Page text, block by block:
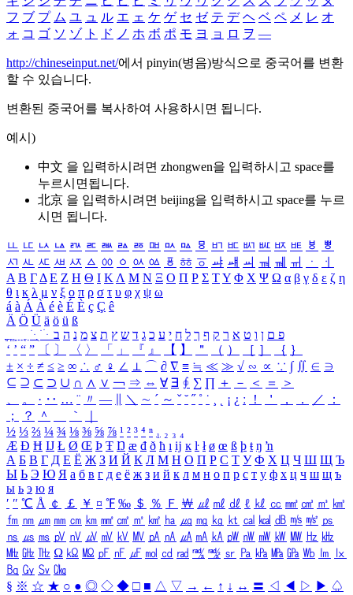
フ ブ プ ム ユ ュ ル エ ェ ケ ゲ セ ゼ テ デ ヘ ベ ペ メ レ オ
ォ コ ゴ ソ ゾ ト ド ノ ホ ボ ポ モ ヨ ョ ロ ヲ ―
http://chineseinput.net/에서 pinyin(병음)방식으로 중국어를 변환
할 수 있습니다.
변환된 중국어를 복사하여 사용하시면 됩니다.
예시)
中文 을 입력하시려면 zhongwen을 입력하시고 space를
누르시면됩니다.
北京 을 입력하시려면 beijing을 입력하시고 space를 누르
시면 됩니다.
ㅥ ㅦ ㅧ ㅨ ㅩ ㅪ ㅫ ㅬ ㅭ ㅮ ㅯ ㅰ ㅱ ㅲ ㅳ ㅴ ㅵ ㅶ ㅷ ㅸ
ㅹ
ㅺ ㅻ ㅼ ㅽ ㅾ ㅿ ㆀ ㆁ ㆂ ㆃ ㆄ ㆅ ㆆ ㆇ ㆈ ㆉ ㆊ ㆋ ㆌ ㆍ
ㆎ
Α Β ΓΔ Ε Ζ Η Θ Ι ΚΛ Μ Ν Ξ Ο Π Ρ Σ ΤΥ Φ Χ Ψ Ω α β γ δ ε ζ η
θ ι κ λ μ ν ξ ο π ρ σ τ υ φ χ ψ ω
á à Á À é è É È ç Ç ê
Ä Ö Ü ä ö ü ß
ִֶֹ ֻּ ׁׂ פ ם ן ו ט א ר ק ף ך ל ח י ע כ ג ד ש ץ ת צ מ נ ה ב
‘ ’ “ ” 〔 〕 〈 〉 「 」 『 』 【 】 ＂ （ ） ［ ］ ｛ ｝
± × ÷ ≠ ≤ ≥ ∞ ∴ ♂ ♀ ∠ ⊥ ⌒ ∂ ∇ ≡ ≒ ≪ ≫ √ ∽ ∝ ∵ ∫ ∬ ∈ ∋
⊆ ⊇ ⊂ ⊃ ∪ ∩ ∧ ∨ ￢ ⇒ ⇔ ∀ ∃ ∮ ∑ ∏ ＋ － ＜ ＝
＞
、
。 · ‥ … ¨ 〃 ― ＼ ∼ ´ ～ ˇ ˘ ˝ ˚ ˙ ¸ ¡ ¿ ː ！ ＇ ， ． ／
：
；
？ ＾ ｀
½ ⅓ ⅔ ¼ ¾ ⅛ ⅜ ⅝ ⅞ ¹ ² ³ ⁴ ⁿ ₁ ₂ ₃ ₄
Æ Ð Ħ Ĳ Ł Ø Œ Þ Ŧ Ŋ æ đ ð ħ ı ĳ ĸ ŀ ł ø œ ß þ ŧ ŋ ŉ
А Б В Г Д Е Ё Ж З И Й К Л М Н О П Р С Т У Ф Х Ц Ч Ш Щ Ъ
Ы Ь Э Ю Я а б в г д е ё ж з и й к л м н о п р с т у ф х ц ч ш щ ъ
ы ь э ю я
′ ″ ℃ Å ￠ ￡ ￥ ¤ ℉ ‰ ＄ ％ Ｆ ￦ ㎕ ㎖ ㎗ ℓ ㎘ ㏄ ㎣ ㎤ ㎥ ㎦
㎙ ㎚ ㎛ ㎜ ㎝ ㎞ ㎟ ㎠ ㎡ ㎢ ㏊ ㎍ ㎎ ㎏ ㏏ ㎈ ㎉ ㏈ ㎧ ㎨ ㎰
㎱ ㎲ ㎳ ㎴ ㎵ ㎶ ㎷ ㎸ ㎹ ㎀ ㎁ ㎂ ㎃ ㎄ ㎺ ㎻ ㎽ ㎾ ㎿ ㎐ ㎑
㎒ ㎓ ㎔ Ω ㏀ ㏁ ㎊ ㎋ ㎌ ㏖ ㏅ ㎭ ㎮ ㎯ ㏛ ㎩ ㎪ ㎫ ㎬ ㏝ ㏐
㏓
㏃ ㏉ ㏜ ㏆
§ ※ ☆ ★ ○ ● ◎ ◇ ◆ □ ■ △ ▽ → ← ↑ ↓ ↔ 〓 ◁ ◀ ▷ ▶ ♤